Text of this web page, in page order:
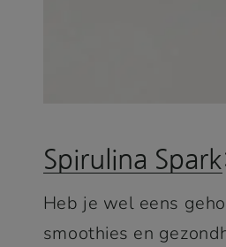
Spirulina Spark
Heb je wel eens
smoothies en